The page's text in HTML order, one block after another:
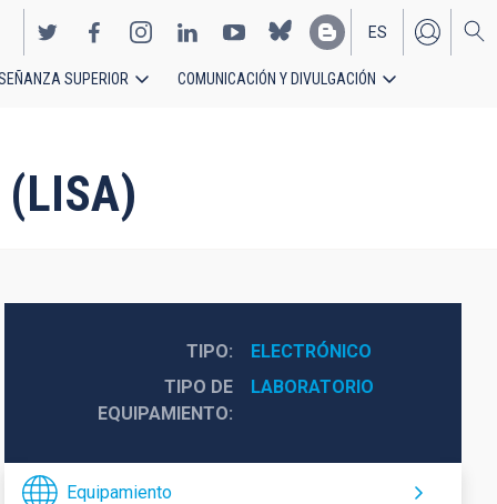
EN
ES
SUPERIOR COMUNICACIÓN Y DIVULGACIÓN
TIPO
ELECTRÓNICO
TIPO DE
EQUIPAMIENTO
LABORATORIO
Equipamiento